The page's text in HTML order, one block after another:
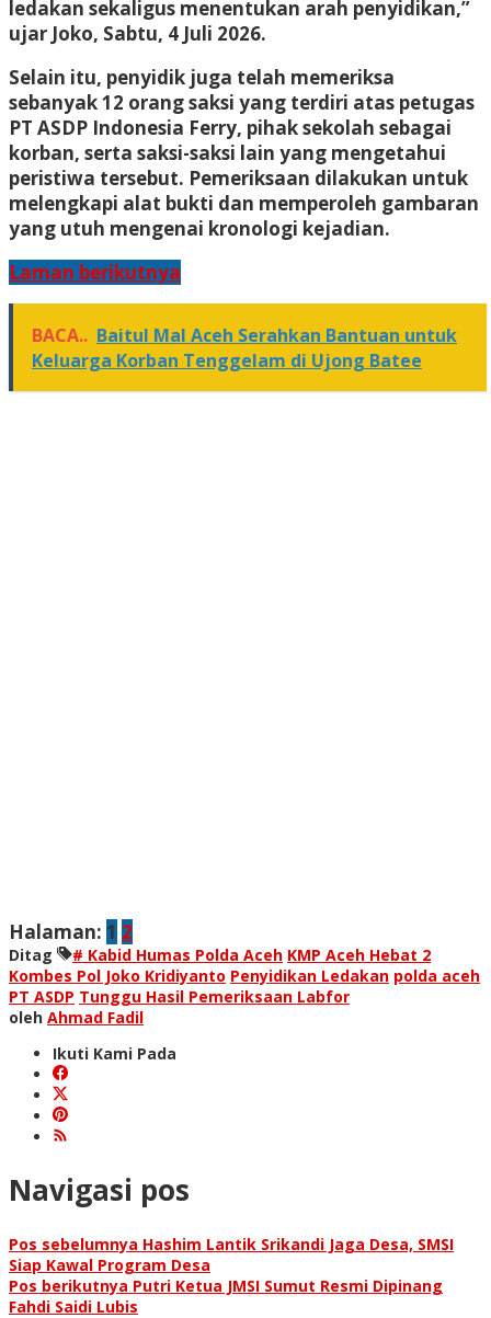
ledakan sekaligus menentukan arah penyidikan,”
ujar Joko, Sabtu, 4 Juli 2026.
Selain itu, penyidik juga telah memeriksa
sebanyak 12 orang saksi yang terdiri atas petugas
PT ASDP Indonesia Ferry, pihak sekolah sebagai
korban, serta saksi-saksi lain yang mengetahui
peristiwa tersebut. Pemeriksaan dilakukan untuk
melengkapi alat bukti dan memperoleh gambaran
yang utuh mengenai kronologi kejadian.
Laman berikutnya
BACA.. Baitul Mal Aceh Serahkan Bantuan untuk
Keluarga Korban Tenggelam di Ujong Batee
Halaman: 1 2
Ditag # Kabid Humas Polda Aceh KMP Aceh Hebat 2
Kombes Pol Joko Kridiyanto Penyidikan Ledakan polda aceh
PT ASDP Tunggu Hasil Pemeriksaan Labfor
oleh Ahmad Fadil
Ikuti Kami Pada
Navigasi pos
Pos sebelumnya Hashim Lantik Srikandi Jaga Desa, SMSI
Siap Kawal Program Desa
Pos berikutnya Putri Ketua JMSI Sumut Resmi Dipinang
Fahdi Saidi Lubis